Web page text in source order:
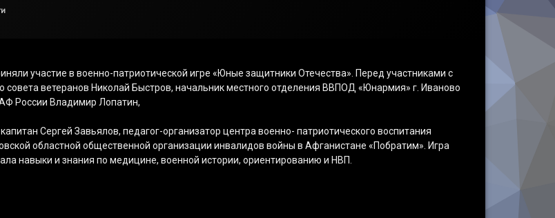
участие в военно-патриотической игре «Юные защитники Отечества». Перед участниками с
совета ветеранов Николай Быстров, начальник местного отделения ВВПОД «Юнармия» г. Иваново
России Владимир Лопатин,
Сергей Завьялов, педагог-организатор центра военно- патриотического воспитания
областной общественной организации инвалидов войны в Афганистане «Побратим». Игра
навыки и знания по медицине, военной истории, ориентированию и НВП.